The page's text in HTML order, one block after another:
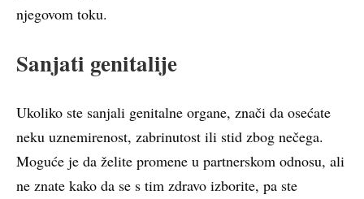
njegovom toku.
Sanjati genitalije
Ukoliko ste sanjali genitalne organe, znači da osećate
neku uznemirenost, zabrinutost ili stid zbog nečega.
Moguće je da želite promene u partnerskom odnosu, ali
ne znate kako da se s tim zdravo izborite, pa ste